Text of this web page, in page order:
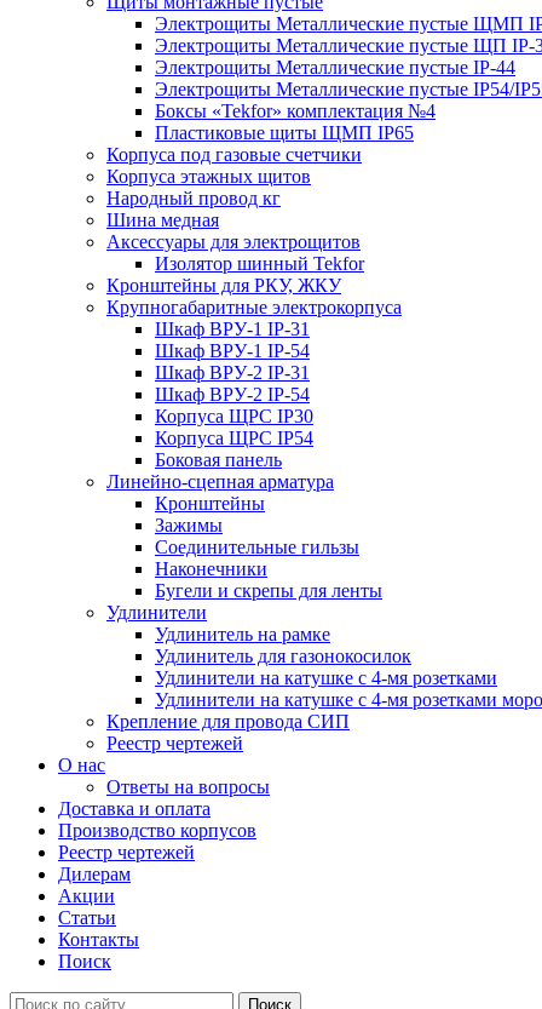
Электрощиты Металлические пустые ЩМП
Электрощиты Металлические пустые ЩП IP-
Электрощиты Металлические пустые IP-44
Электрощиты Металлические пустые IP54/
Боксы «Tekfor» комплектация №4
Пластиковые щиты ЩМП IP65
Корпуса под газовые счетчики
Корпуса этажных щитов
Народный провод кг
Шина медная
Аксессуары для электрощитов
Изолятор шинный Tekfor
Кронштейны для РКУ, ЖКУ
Крупногабаритные электрокорпуса
Шкаф ВРУ-1 IP-31
Шкаф ВРУ-1 IP-54
Шкаф ВРУ-2 IP-31
Шкаф ВРУ-2 IP-54
Корпуса ЩРС IP30
Корпуса ЩРС IP54
Боковая панель
Линейно-сцепная арматура
Кронштейны
Зажимы
Соединительные гильзы
Наконечники
Бугели и скрепы для ленты
Удлинители
Удлинитель на рамке
Удлинитель для газонокосилок
Удлинители на катушке с 4-мя розетками
Удлинители на катушке с 4-мя розетками
Крепление для провода СИП
Реестр чертежей
О нас
Ответы на вопросы
Доставка и оплата
Производство корпусов
Реестр чертежей
Дилерам
Акции
Статьи
Контакты
Поиск